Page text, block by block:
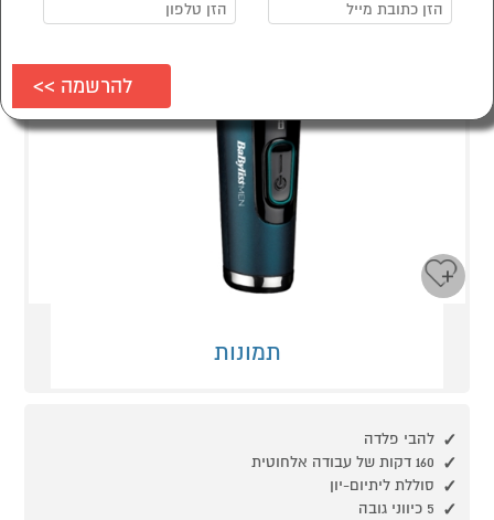
תמונות
להבי פלדה
160 דקות של עבודה אלחוטית
סוללת ליתיום-יון
5 כיווני גובה